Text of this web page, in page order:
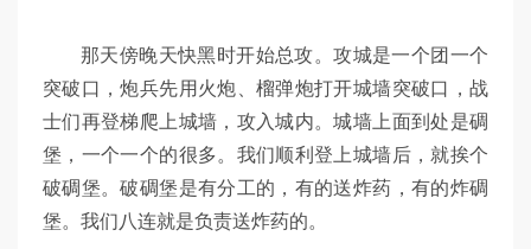
那天傍晚天快黑时开始总攻。攻城是一个团一个
突破口，炮兵先用火炮、榴弹炮打开城墙突破口，战
士们再登梯爬上城墙，攻入城内。城墙上面到处是碉
堡，一个一个的很多。我们顺利登上城墙后，就挨个
破碉堡。破碉堡是有分工的，有的送炸药，有的炸碉
堡。我们八连就是负责送炸药的。